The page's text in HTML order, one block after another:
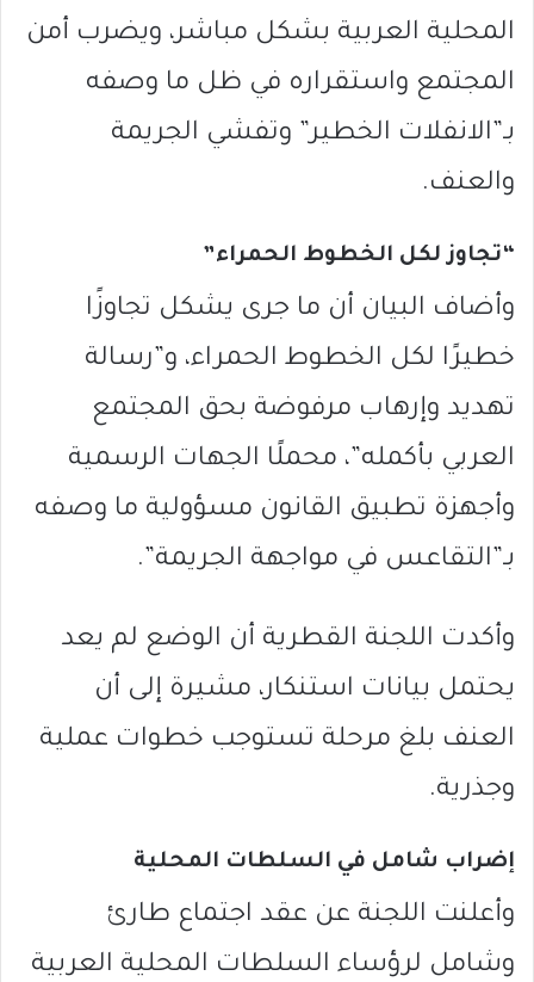
المحلية العربية بشكل مباشر، ويضرب أمن
المجتمع واستقراره في ظل ما وصفه
بـ”الانفلات الخطير” وتفشي الجريمة
والعنف.
“تجاوز لكل الخطوط الحمراء”
وأضاف البيان أن ما جرى يشكل تجاوزًا
خطيرًا لكل الخطوط الحمراء، و”رسالة
تهديد وإرهاب مرفوضة بحق المجتمع
العربي بأكمله”، محملًا الجهات الرسمية
وأجهزة تطبيق القانون مسؤولية ما وصفه
بـ”التقاعس في مواجهة الجريمة”.
وأكدت اللجنة القطرية أن الوضع لم يعد
يحتمل بيانات استنكار، مشيرة إلى أن
العنف بلغ مرحلة تستوجب خطوات عملية
وجذرية.
إضراب شامل في السلطات المحلية
وأعلنت اللجنة عن عقد اجتماع طارئ
وشامل لرؤساء السلطات المحلية العربية